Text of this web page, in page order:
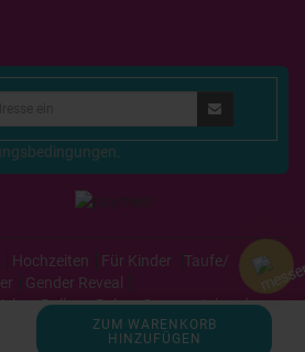
ZUM WARENKORB
HINZUFÜGEN
Hochzeiten Für Kinder
Taufe/
Gender Reveal
Balloon Deko
Grosse stehende